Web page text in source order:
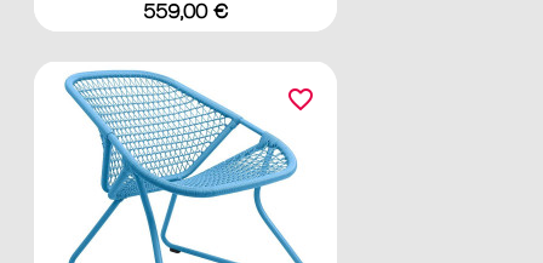
Preis
559,00 €
favorite_border